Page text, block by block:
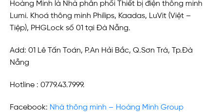
Hoàng Minh là Nhà phân phối Thiết bị điện thông minh
Lumi. Khoá thông minh Philips, Kaadas, LuVit (Việt –
Tiệp), PHGLock số 01 tại Đà Nẵng.
Add: 01 Lê Tấn Toán, P.An Hải Bắc, Q.Sơn Trà, Tp.Đà
Nẵng
Hotline : 0779.43.7999.
Facebook: N hà thông minh – Hoàng Minh Group